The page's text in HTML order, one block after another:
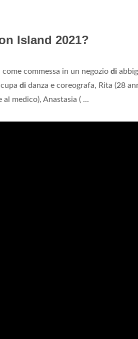
Island 2021?
commessa in un negozio di
di danza e coreografa, Rita (28
medico), Anastasia ( ...